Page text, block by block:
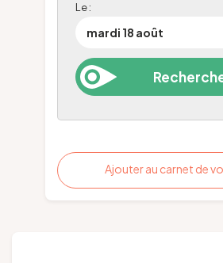
Le :
Ajouter au carnet de